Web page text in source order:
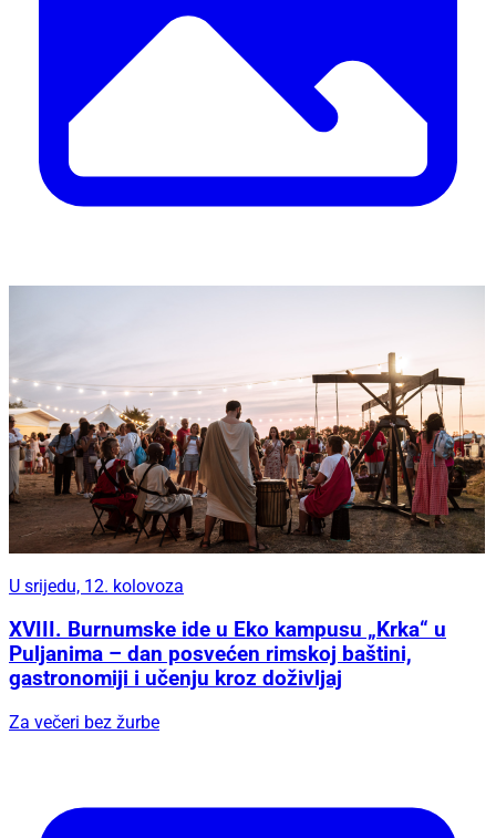
U srijedu, 12. kolovoza
XVIII. Burnumske ide u Eko kampusu „Krka“ u
Puljanima – dan posvećen rimskoj baštini,
gastronomiji i učenju kroz doživljaj
Za večeri bez žurbe